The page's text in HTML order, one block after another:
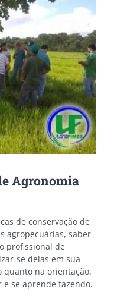
Agronomia
de conservação de
agropecuárias, saber
profissional de
se delas em sua
quanto na orientação.
se aprende fazendo.